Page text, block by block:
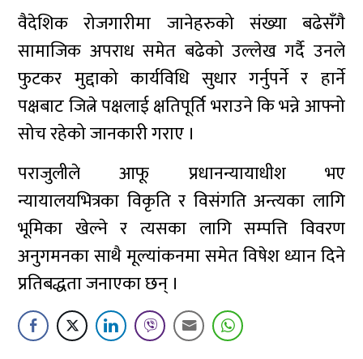
वैदेशिक रोजगारीमा जानेहरुको संख्या बढेसँगै
सामाजिक अपराध समेत बढेको उल्लेख गर्दै उनले
फुटकर मुद्दाको कार्यविधि सुधार गर्नुपर्ने र हार्ने
पक्षबाट जित्ने पक्षलाई क्षतिपूर्ति भराउने कि भन्ने आफ्नो
सोच रहेको जानकारी गराए ।
पराजुलीले आफू प्रधानन्यायाधीश भए
न्यायालयभित्रका विकृति र विसंगति अन्त्यका लागि
भूमिका खेल्ने र त्यसका लागि सम्पत्ति विवरण
अनुगमनका साथै मूल्यांकनमा समेत विषेश ध्यान दिने
प्रतिबद्धता जनाएका छन् ।